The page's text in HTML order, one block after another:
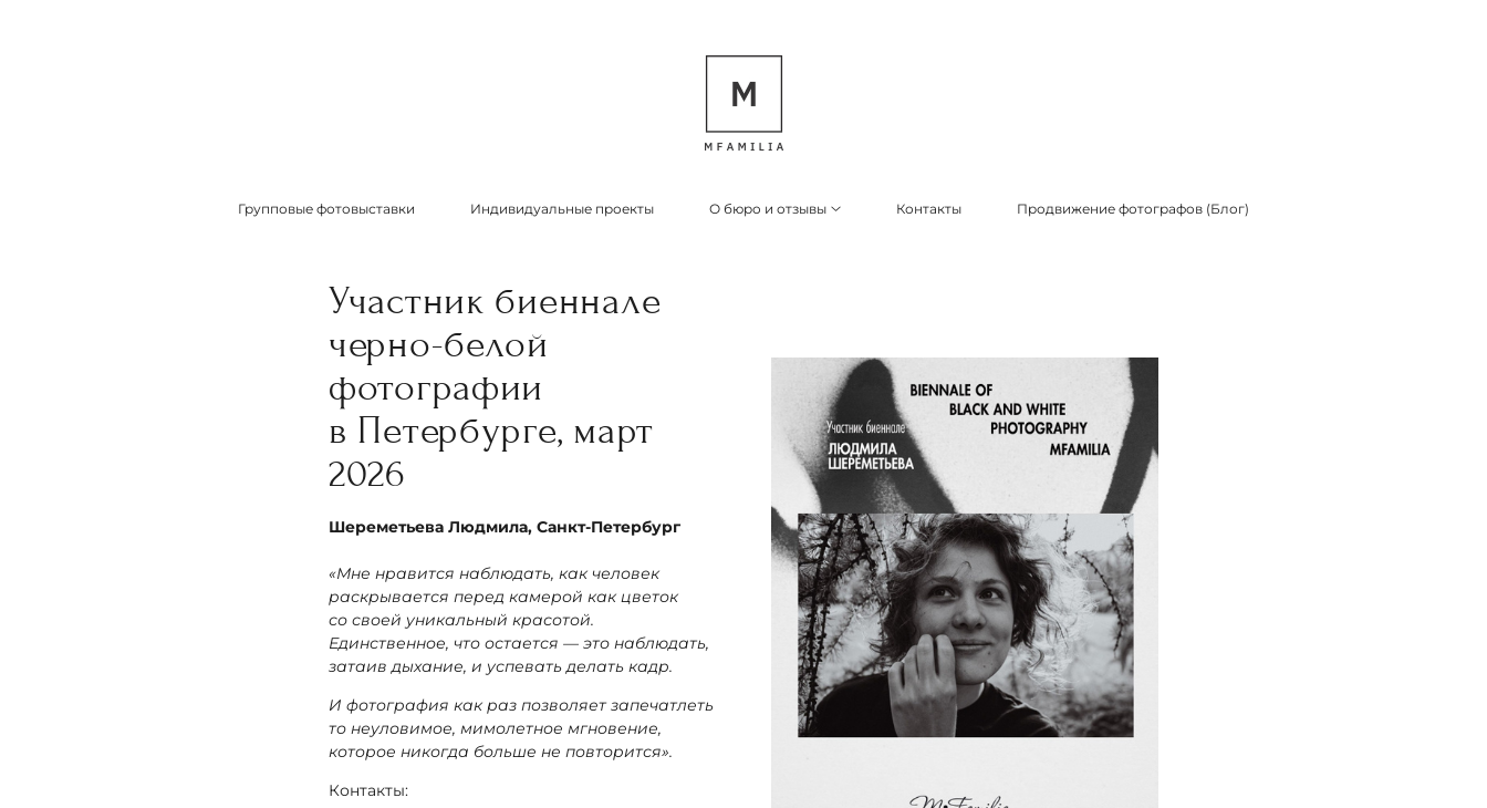
Групповые фотовыставки Индивидуальные проекты О бюро и отзывы Контакты Продвижение фотографов (Блог)
Участник биеннале
черно-белой
фотографии
в Петербурге, март
2026
Шереметьева Людмила, Санкт-Петербург
«Мне нравится наблюдать, как человек
раскрывается перед камерой как цветок
со своей уникальный красотой.
Единственное, что остается — это наблюдать,
затаив дыхание, и успевать делать кадр.
И фотография как раз позволяет запечатлеть
то неуловимое, мимолетное мгновение,
которое никогда больше не повторится».
Контакты: